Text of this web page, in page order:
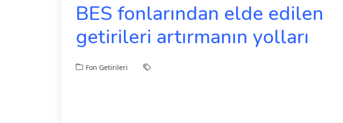
BES fonlarından elde edilen
getirileri artırmanın yolları
Fon Getirileri